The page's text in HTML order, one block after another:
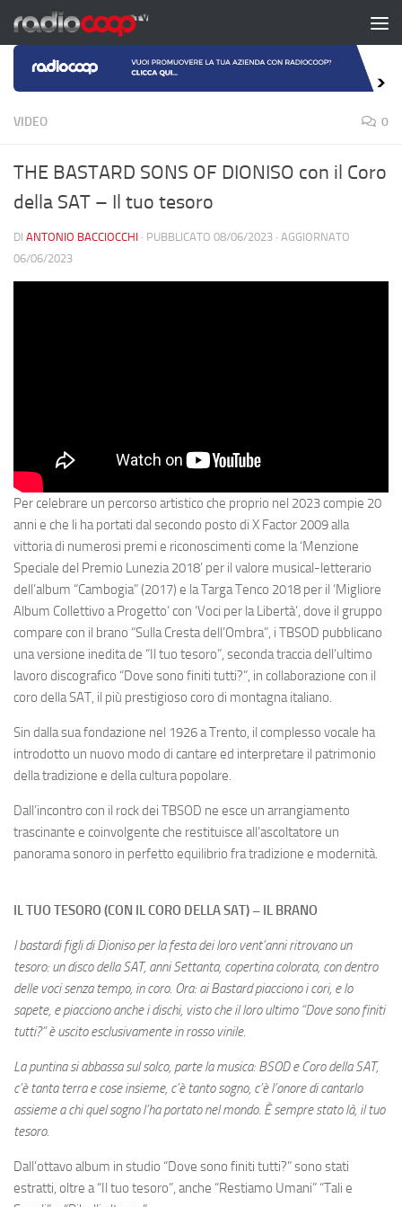
Salta al contenuto
VIDEO 0
THE BASTARD SONS OF DIONISO con il Coro
della SAT – Il tuo tesoro
DI ANTONIO BACCIOCCHI · PUBBLICATO 08/06/2023 · AGGIORNATO
06/06/2023
Per celebrare un percorso artistico che proprio nel 2023 compie 20
anni e che li ha portati dal secondo posto di X Factor 2009 alla
vittoria di numerosi premi e riconoscimenti come la ‘Menzione
Speciale del Premio Lunezia 2018’ per il valore musical-letterario
dell’album “Cambogia” (2017) e la Targa Tenco 2018 per il ‘Migliore
Album Collettivo a Progetto’ con ‘Voci per la Libertà’, dove il gruppo
compare con il brano “Sulla Cresta dell’Ombra”, i TBSOD pubblicano
una versione inedita de “Il tuo tesoro”, seconda traccia dell’ultimo
lavoro discografico “Dove sono finiti tutti?”, in collaborazione con il
coro della SAT, il più prestigioso coro di montagna italiano.
Sin dalla sua fondazione nel 1926 a Trento, il complesso vocale ha
introdotto un nuovo modo di cantare ed interpretare il patrimonio
della tradizione e della cultura popolare.
Dall’incontro con il rock dei TBSOD ne esce un arrangiamento
trascinante e coinvolgente che restituisce all’ascoltatore un
panorama sonoro in perfetto equilibrio fra tradizione e modernità.
IL TUO TESORO (CON IL CORO DELLA SAT) – IL BRANO
I bastardi figli di Dioniso per la festa dei loro vent’anni ritrovano un
tesoro: un disco della SAT, anni Settanta, copertina colorata, con dentro
delle voci senza tempo, in coro. Ora: ai Bastard piacciono i cori, e lo
sapete, e piacciono anche i dischi, visto che il loro ultimo “Dove sono finiti
tutti?” è uscito esclusivamente in rosso vinile.
La puntina si abbassa sul solco, parte la musica: BSOD e Coro della SAT,
c’è tanta terra e cose insieme, c’è tanto sogno, c’è l’onore di cantarlo
assieme a chi quel sogno l’ha portato nel mondo. È sempre stato là, il tuo
tesoro.
Dall’ottavo album in studio “Dove sono finiti tutti?” sono stati
estratti, oltre a “Il tuo tesoro”, anche “Restiamo Umani” “Tali e